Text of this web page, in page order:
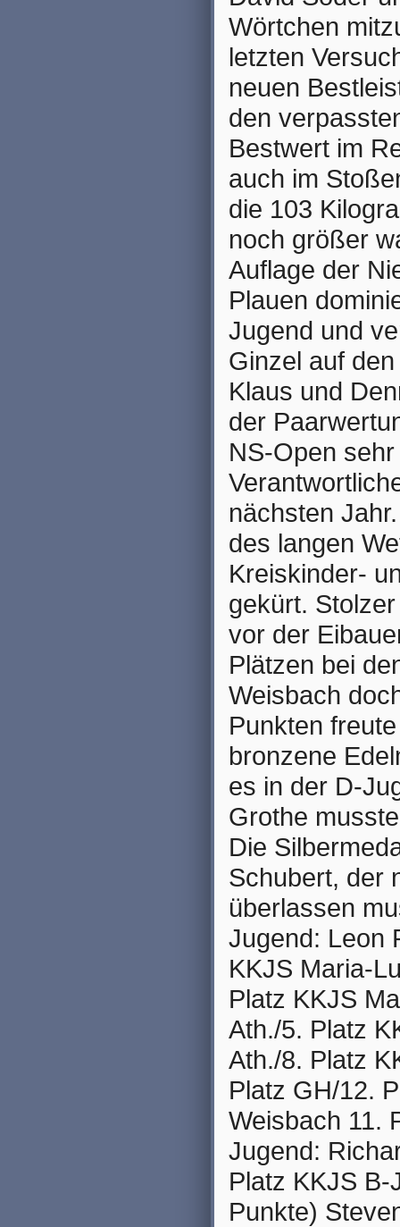
Wörtchen
letzten
neuen
den
Bestwert im
auch im
die 103
noch größer
Auflage der
Plauen
Jugend und
Ginzel auf
Klaus und
der
NS-Open
nächsten
des langen
Kreiskinder-
gekürt.
vor der
Plätzen bei
Weisbach
Punkten
bronzene
es in der D-
Grothe
Die
Schubert, der
überlassen
Jugend: Leon
KKJS Maria-
Platz KKJS
Ath./5. Platz
Ath./8. Platz
Platz GH/12.
Weisbach 11.
Jugend:
Platz KKJS
Punkte)